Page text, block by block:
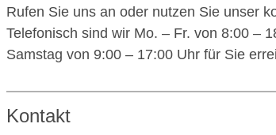
Rufen Sie uns an oder nutzen Sie unser
Telefonisch sind wir Mo. – Fr. von 8:00 –
Samstag von 9:00 – 17:00 Uhr für Sie
Kontakt